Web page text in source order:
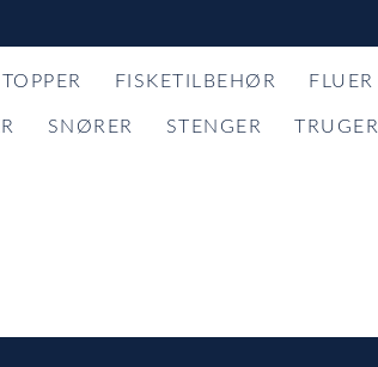
FISKETILBEHØR FLUER
SNØRER STENGER TRUGER